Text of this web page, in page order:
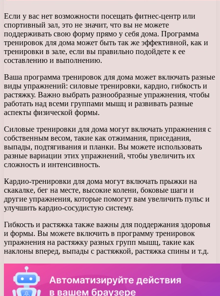
Если у вас нет возможности посещать фитнес-центр или
спортивный зал, это не значит, что вы не можете
поддерживать свою форму прямо у себя дома. Программа
тренировок для дома может быть так же эффективной, как и
тренировки в зале, если вы правильно подойдете к ее
составлению и выполнению.
Ваша программа тренировок для дома может включать разные
виды упражнений: силовые тренировки, кардио, гибкость и
растяжку. Важно выбрать разнообразные упражнения, чтобы
работать над всеми группами мышц и развивать разные
аспекты физической формы.
Силовые тренировки для дома могут включать упражнения с
собственным весом, такие как отжимания, приседания,
выпады, подтягивания и планки. Вы можете использовать
разные вариации этих упражнений, чтобы увеличить их
сложность и интенсивность.
Кардио-тренировки для дома могут включать прыжки на
скакалке, бег на месте, высокие колени, боковые шаги и
другие упражнения, которые помогут вам увеличить пульс и
улучшить кардио-сосудистую систему.
Гибкость и растяжка также важны для поддержания здоровья
и формы. Вы можете включить в программу тренировок
упражнения на растяжку разных групп мышц, такие как
наклоны вперед, выпады с растяжкой, растяжка спины и т.д.